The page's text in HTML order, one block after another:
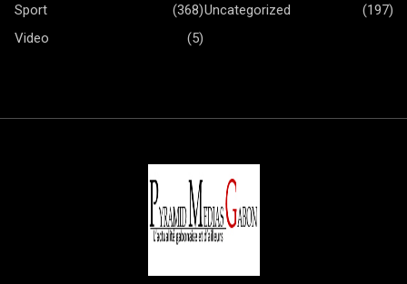
Sport
(368)Uncategorized
(197)
Video
(5)